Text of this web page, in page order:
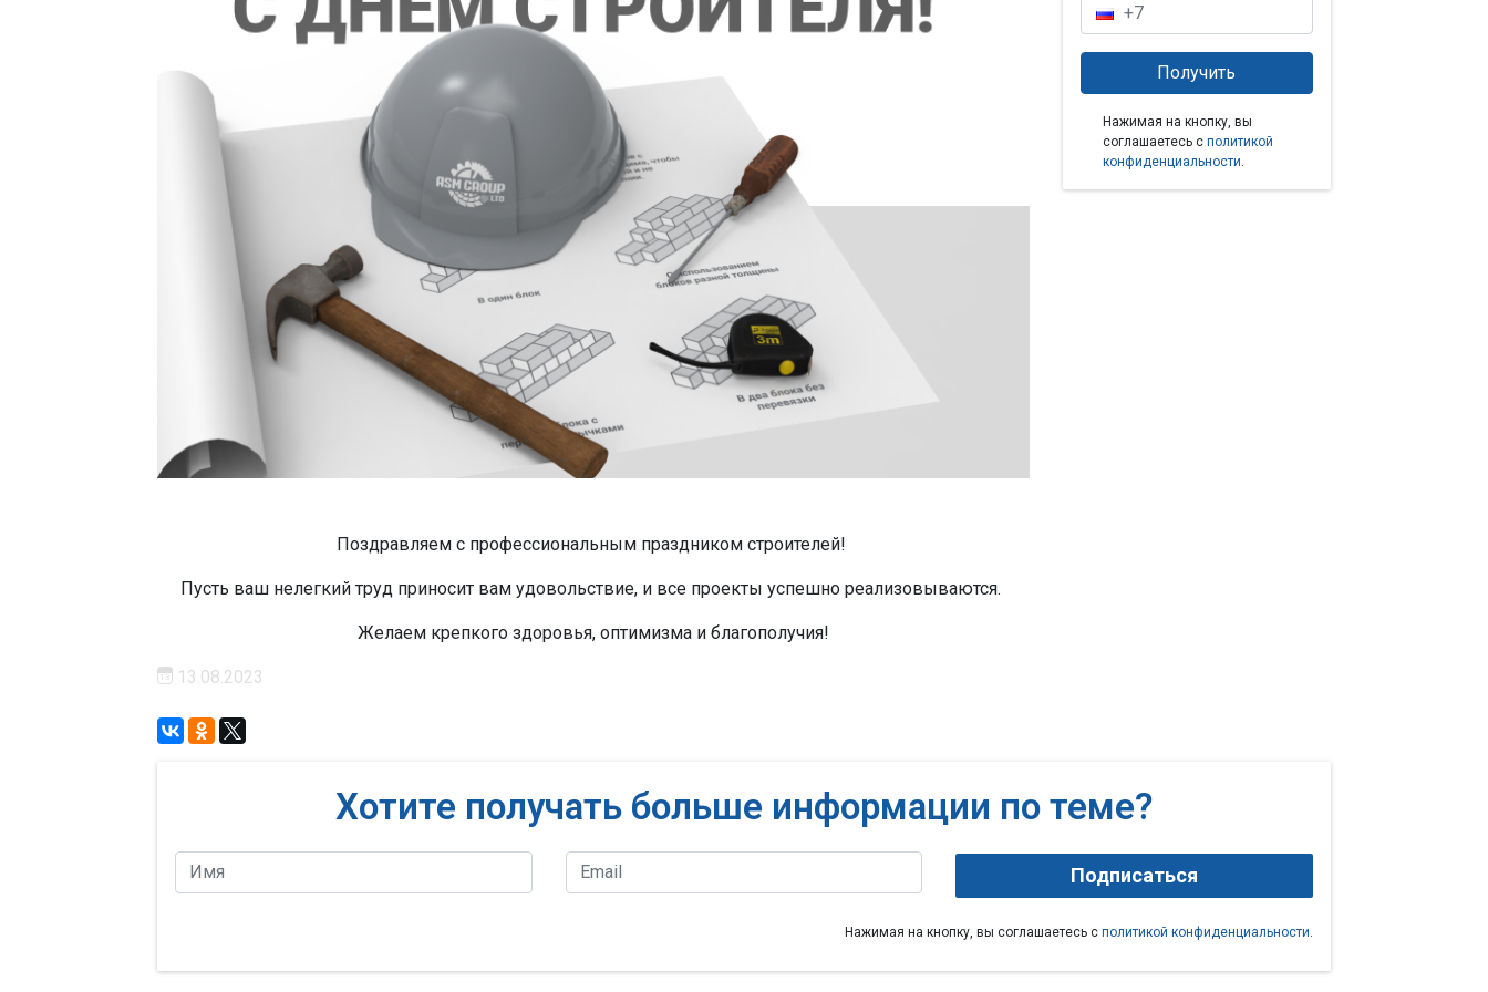
Поздравляем с профессиональным праздником строителей!
Пусть ваш нелегкий труд приносит вам удовольствие, и все проекты успешно реализовываются.
Желаем крепкого здоровья, оптимизма и благополучия!
13.08.2023
Нажимая на кнопку, вы
соглашаетесь с политикой
конфиденциальности
Хотите получать больше информации по теме?
Подписаться
Нажимая на кнопку, вы соглашаетесь с политикой конфиденциальности